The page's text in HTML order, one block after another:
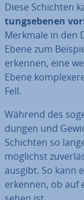
Diese Schichten
tungs­ebe­nen
Merkmale in den
Ebene zum
erkennen, eine
Ebene
Fell.
Während des
dun­gen und
Schichten so
möglichst
ausgibt. So kann
erkennen, ob auf